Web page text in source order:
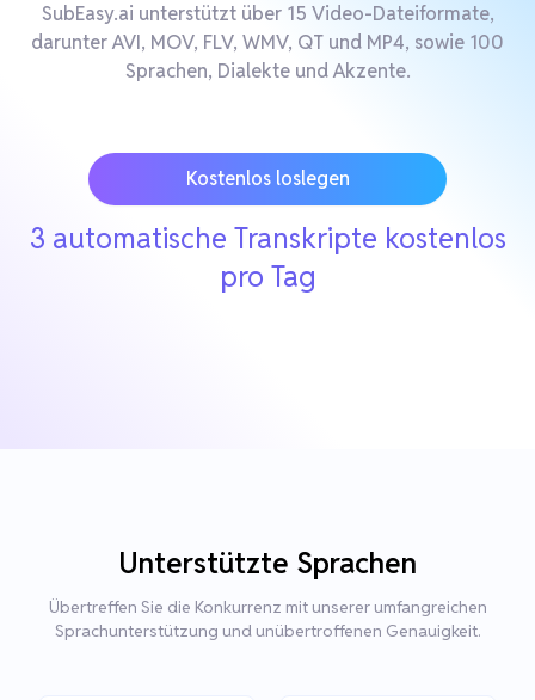
SubEasy.ai unterstützt über 15 Video-Dateiformate,
darunter AVI, MOV, FLV, WMV, QT und MP4, sowie 100
Sprachen, Dialekte und Akzente.
Kostenlos loslegen
3 automatische Transkripte kostenlos
pro Tag
Unterstützte Sprachen
Übertreffen Sie die Konkurrenz mit unserer umfangreichen
Sprachunterstützung und unübertroffenen Genauigkeit.